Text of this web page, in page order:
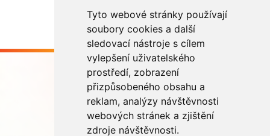
Tyto webové stránky používají
soubory cookies a další
sledovací nástroje s cílem
vylepšení uživatelského
prostředí, zobrazení
přizpůsobeného obsahu a
reklam, analýzy návštěvnosti
webových stránek a zjištění
zdroje návštěvnosti.
Buďme ve spojení